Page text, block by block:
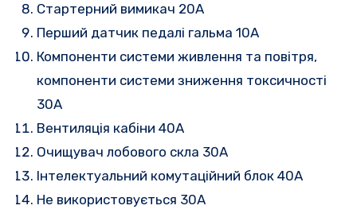
Стартерний вимикач 20A
Перший датчик педалі гальма 10A
Компоненти системи живлення та повітря,
компоненти системи зниження токсичності
30A
Вентиляція кабіни 40A
Очищувач лобового скла 30A
Інтелектуальний комутаційний блок 40A
Не використовується 30A